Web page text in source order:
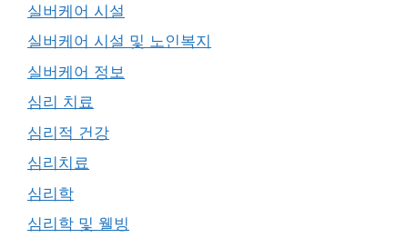
실버케어 시설
실버케어 시설 및 노인복지
실버케어 정보
심리 치료
심리적 건강
심리치료
심리학
심리학 및 웰빙